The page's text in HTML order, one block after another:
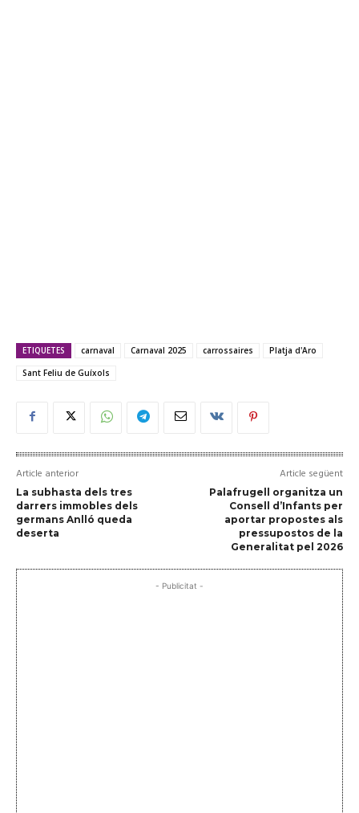
ETIQUETES carnaval Carnaval 2025 carrossaires
Platja d'Aro
Sant Feliu de Guíxols
Article anterior
La subhasta dels tres
darrers immobles dels
germans Anlló queda
deserta
Article següent
Palafrugell organitza un
Consell d’Infants per
aportar propostes als
pressupostos de la
Generalitat pel 2026
- Publicitat -